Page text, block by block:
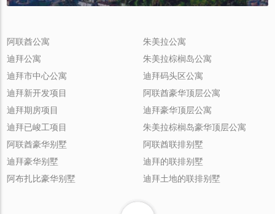
阿联酋公寓
迪拜公寓
迪拜市中心公寓
朱美拉公寓
朱美拉棕榈岛公寓
迪拜码头区公寓
迪拜新开发项目
迪拜期房项目
迪拜已峻工项目
阿联酋豪华顶层公寓
迪拜豪华顶层公寓
朱美拉棕榈岛豪华顶层公寓
阿联酋豪华别墅
迪拜豪华别墅
阿布扎比豪华别墅
阿联酋联排别墅
迪拜的联排别墅
迪拜土地的联排别墅